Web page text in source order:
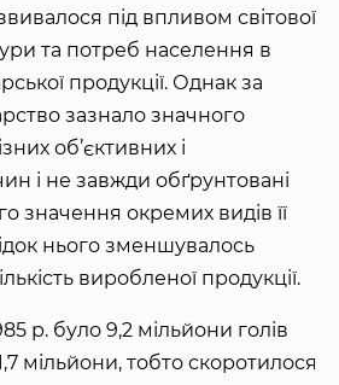
під впливом світової
та потреб населення в
продукції. Однак за
зазнало значного
об’єктивних і
і не завжди обґрунтовані
значення окремих видів її
нього зменшувалось
виробленої продукції.
р. було 9,2 мільйони голів
мільйони, тобто скоротилося